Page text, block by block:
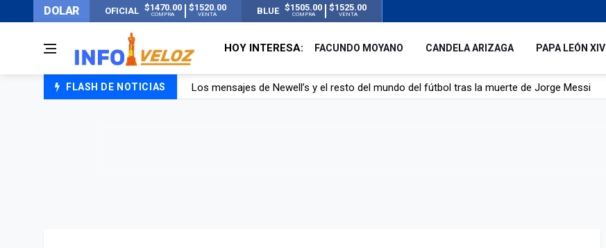
DOLAR OFICIAL $1470.00
COMPRA
$1520.00
VENTA BLUE $1505.00
COMPRA
$1525.00
VENTA
HOY INTERESA: FACUNDO MOYANO CANDELA ARIZAGA PAPA LEÓN XIV
FLASH DE NOTICIAS
Los mensajes de Newell’s y el resto del mundo del fútbol tras la muerte de Jorge Messi
Murió Jorge Messi, el papá de Lionel Messi